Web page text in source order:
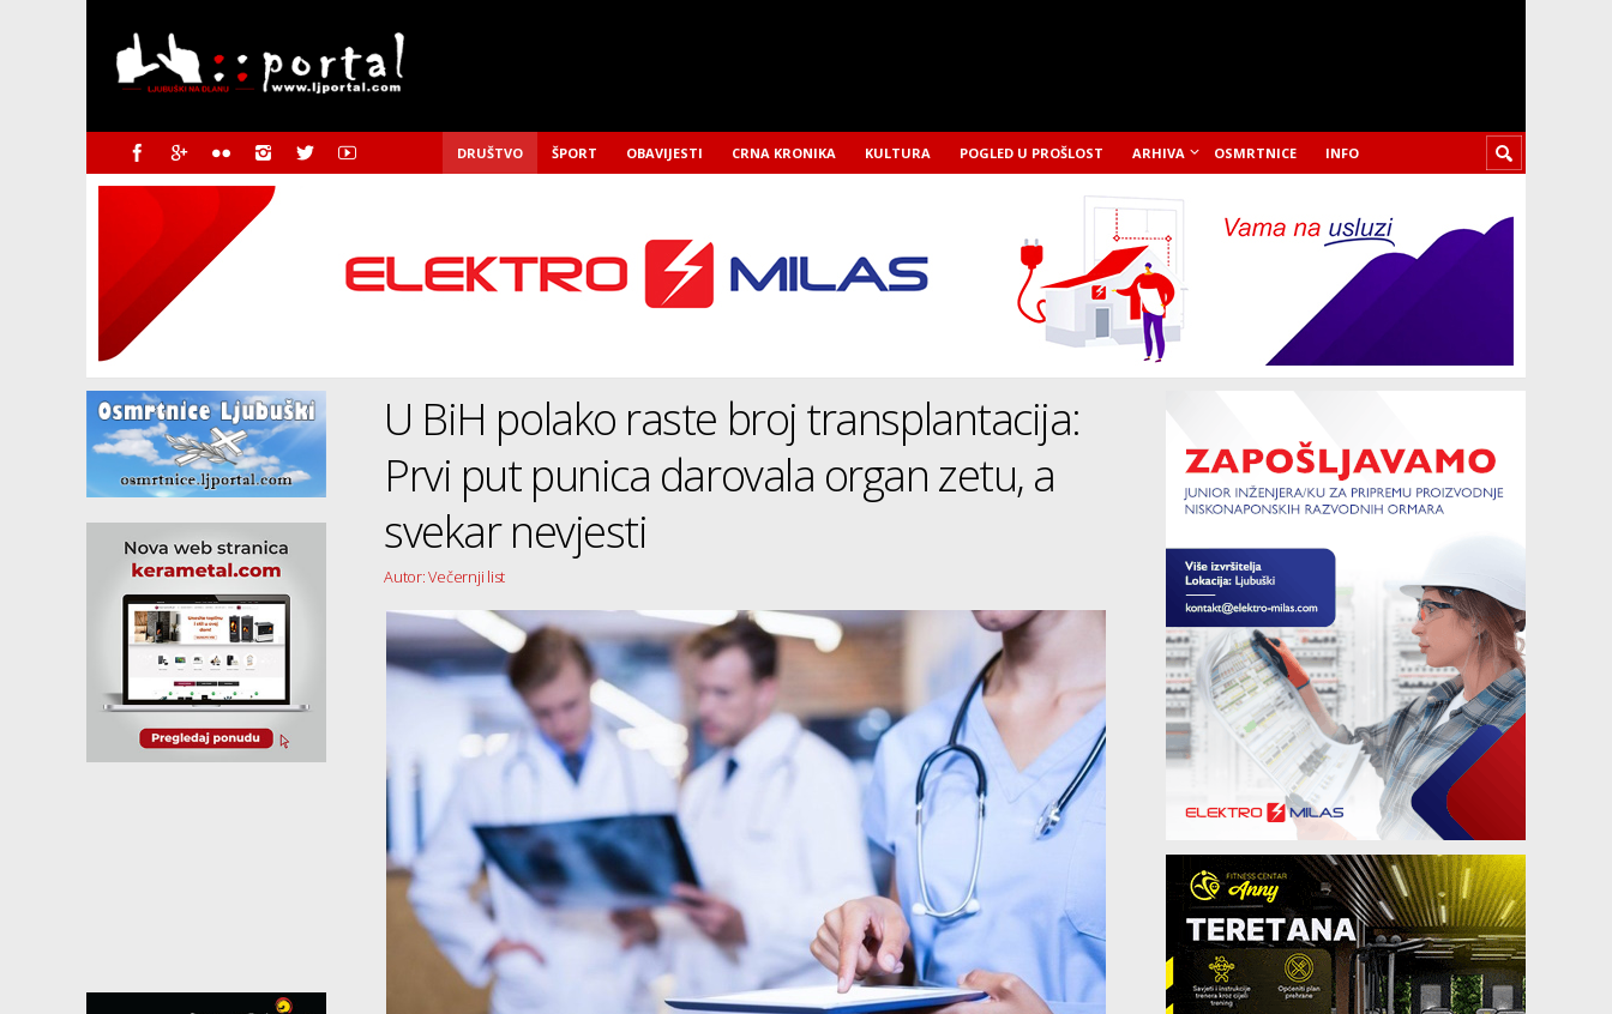
DRUŠTVO ŠPORT OBAVIJESTI CRNA KRONIKA KULTURA POGLED U PROŠLOST ARHIVA OSMRTNICE INFO
U BiH polako raste broj transplantacija:
Prvi put punica darovala organ zetu, a
svekar nevjesti
Autor: Večernji list